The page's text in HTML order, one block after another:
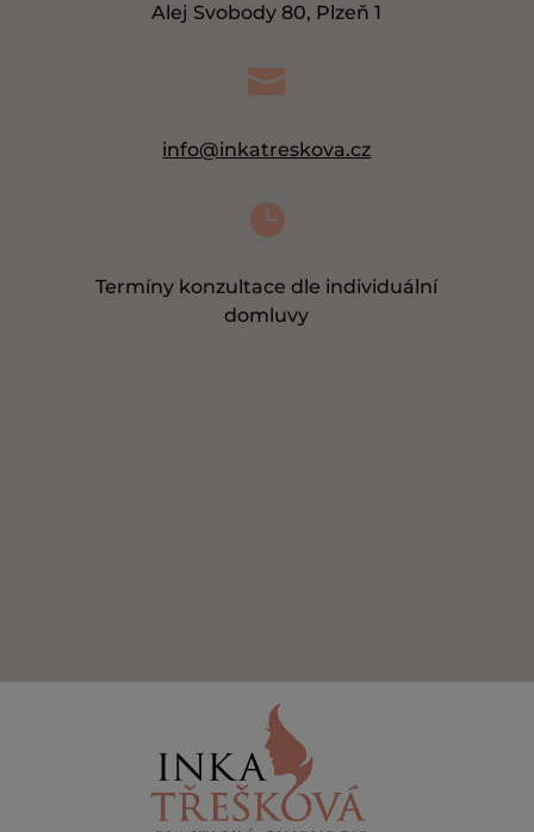
Alej Svobody 80, Plzeň 1

info@inkatreskova.cz

Termíny konzultace dle individuální
domluvy